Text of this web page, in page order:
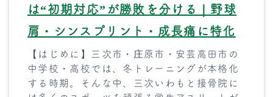
は“初期対応”が勝敗を分ける｜野球
肩・シンスプリント・成長痛に特化
【はじめに】三次市・庄原市・安芸高田市の
中学校・高校では、冬トレーニングが本格化
する時期。そんな中、三次いわもと接骨院に